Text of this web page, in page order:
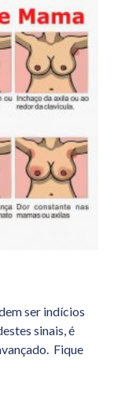
ser indícios
sinais, é
Fique